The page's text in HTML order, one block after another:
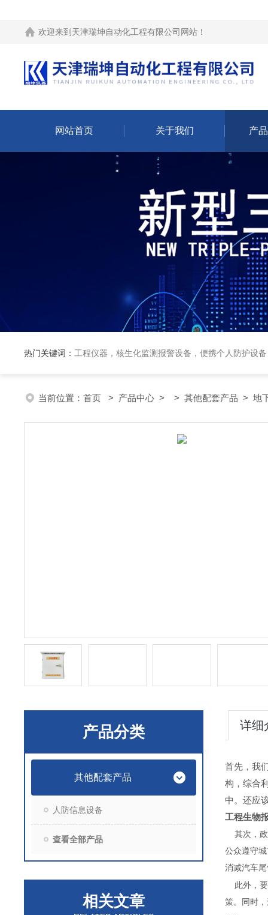
欢迎来到 天津瑞坤自动化工程有限公司网站 ！
网站首页 关于我们 产
热门关键词： 工程仪器，核生化监测报警设备，便携个人防护设
当前位置： 首页 > 产品中心 > > 其他配套产品 > 地
产品分类
其他配套产品
人防信息设备
查看全部产品
相关文章
详细
首先，我
构，综合
中。还应
工程生物
其次，
公众遵守
消减汽车
此外，
策。同时